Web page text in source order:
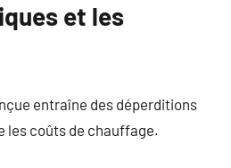
et les
entraîne des déperditions
les coûts de chauffage.